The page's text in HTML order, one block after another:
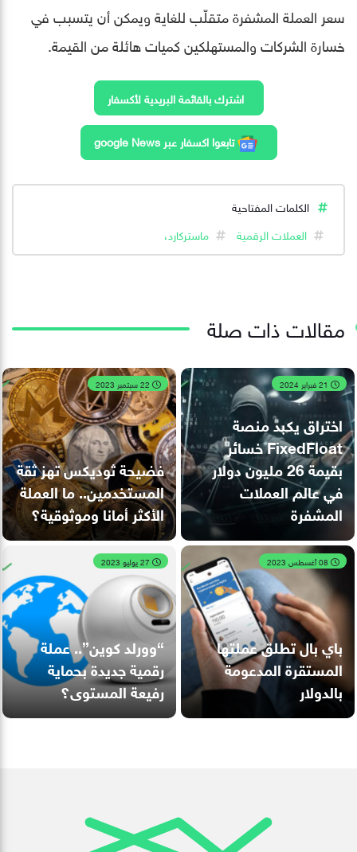
سعر العملة المشفرة متقلّب للغاية ويمكن أن يتسبب في
خسارة الشركات والمستهلكين كميات هائلة من القيمة.
اشترك بالقائمة البريدية لأكسفار
تابعوا اكسفار عبر google News
الكلمات المفتاحية
العملات الرقمية
ماستركارد،
مقالات ذات صلة
اختراق يكبد منصة
FixedFloat خسائر
بقيمة 26 مليون دولار
في عالم العملات
المشفرة
فضيحة ثوديكس تهز ثقة
المستخدمين.. ما العملة
الأكثر أمانا وموثوقية؟
باي بال تطلق عملتها
المستقرة المدعومة
بالدولار
“وورلد كوين”.. عملة
رقمية جديدة بحماية
رفيعة المستوى؟